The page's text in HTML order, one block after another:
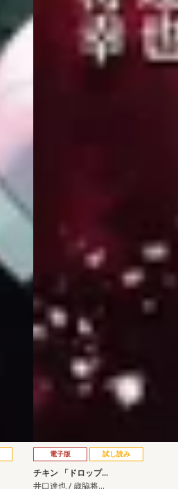
電子版 試し読み
チキン 「ドロップ…
井口達也 / 歳脇将…